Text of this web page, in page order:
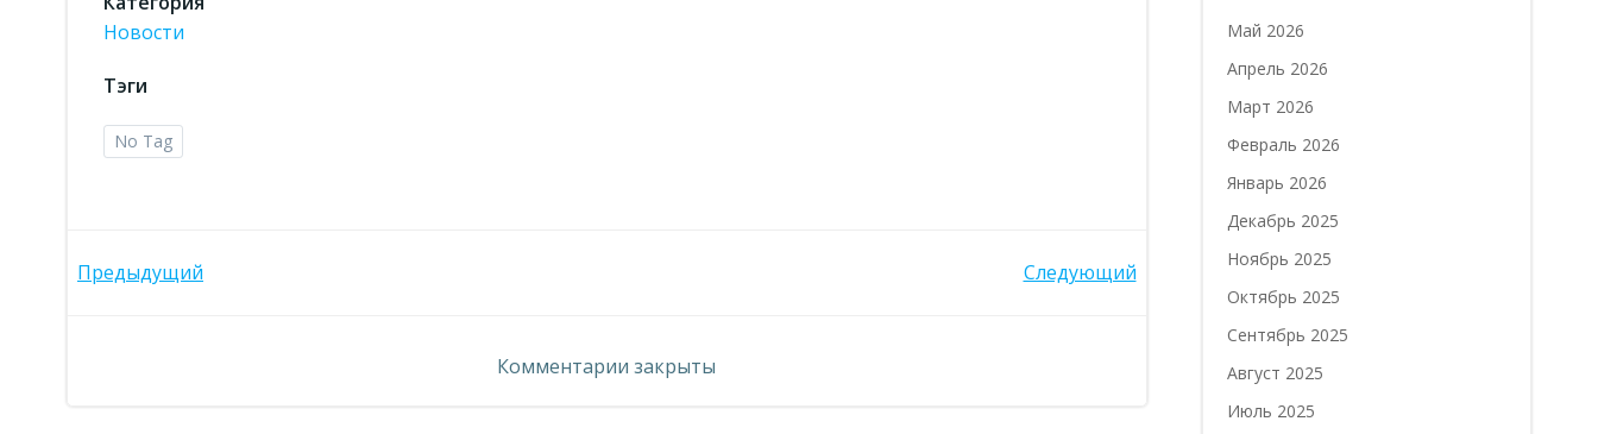
Новости
Тэги
No Tag
Навигация
Предыдущий
записям
Следующий
Комментарии закрыты
Май 2026
Апрель 2026
Март 2026
Февраль 2026
Январь 2026
Декабрь 2025
Ноябрь 2025
Октябрь 2025
Сентябрь 2025
Август 2025
Июль 2025